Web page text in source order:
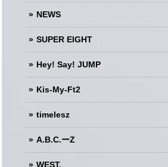
NEWS
SUPER EIGHT
Hey! Say! JUMP
Kis-My-Ft2
timelesz
A.B.C.ーZ
WEST.